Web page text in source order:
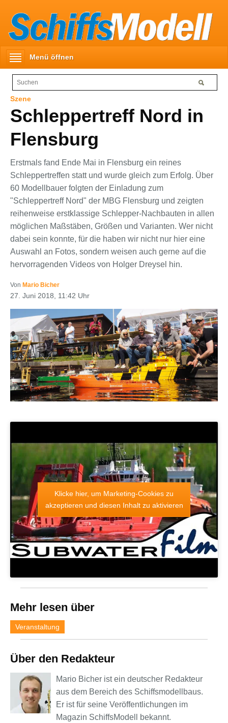
Menü öffnen
Szene
Schleppertreff Nord in
Flensburg
Erstmals fand Ende Mai in Flensburg ein reines
Schleppertreffen statt und wurde gleich zum Erfolg. Über
60 Modellbauer folgten der Einladung zum
"Schleppertreff Nord" der MBG Flensburg und zeigten
reihenweise erstklassige Schlepper-Nachbauten in allen
möglichen Maßstäben, Größen und Varianten. Wer nicht
dabei sein konnte, für die haben wir nicht nur hier eine
Auswahl an Fotos, sondern weisen auch gerne auf die
hervorragenden Videos von Holger Dreysel hin.
Von Mario Bicher
27. Juni 2018, 11:42 Uhr
Klicke hier, um Marketing-Cookies zu
akzeptieren und diesen Inhalt zu aktivieren
Mehr lesen über
Veranstaltung
Über den Redakteur
Mario Bicher ist ein deutscher Redakteur
aus dem Bereich des Schiffsmodellbaus.
Er ist für seine Veröffentlichungen im
Magazin SchiffsModell bekannt.